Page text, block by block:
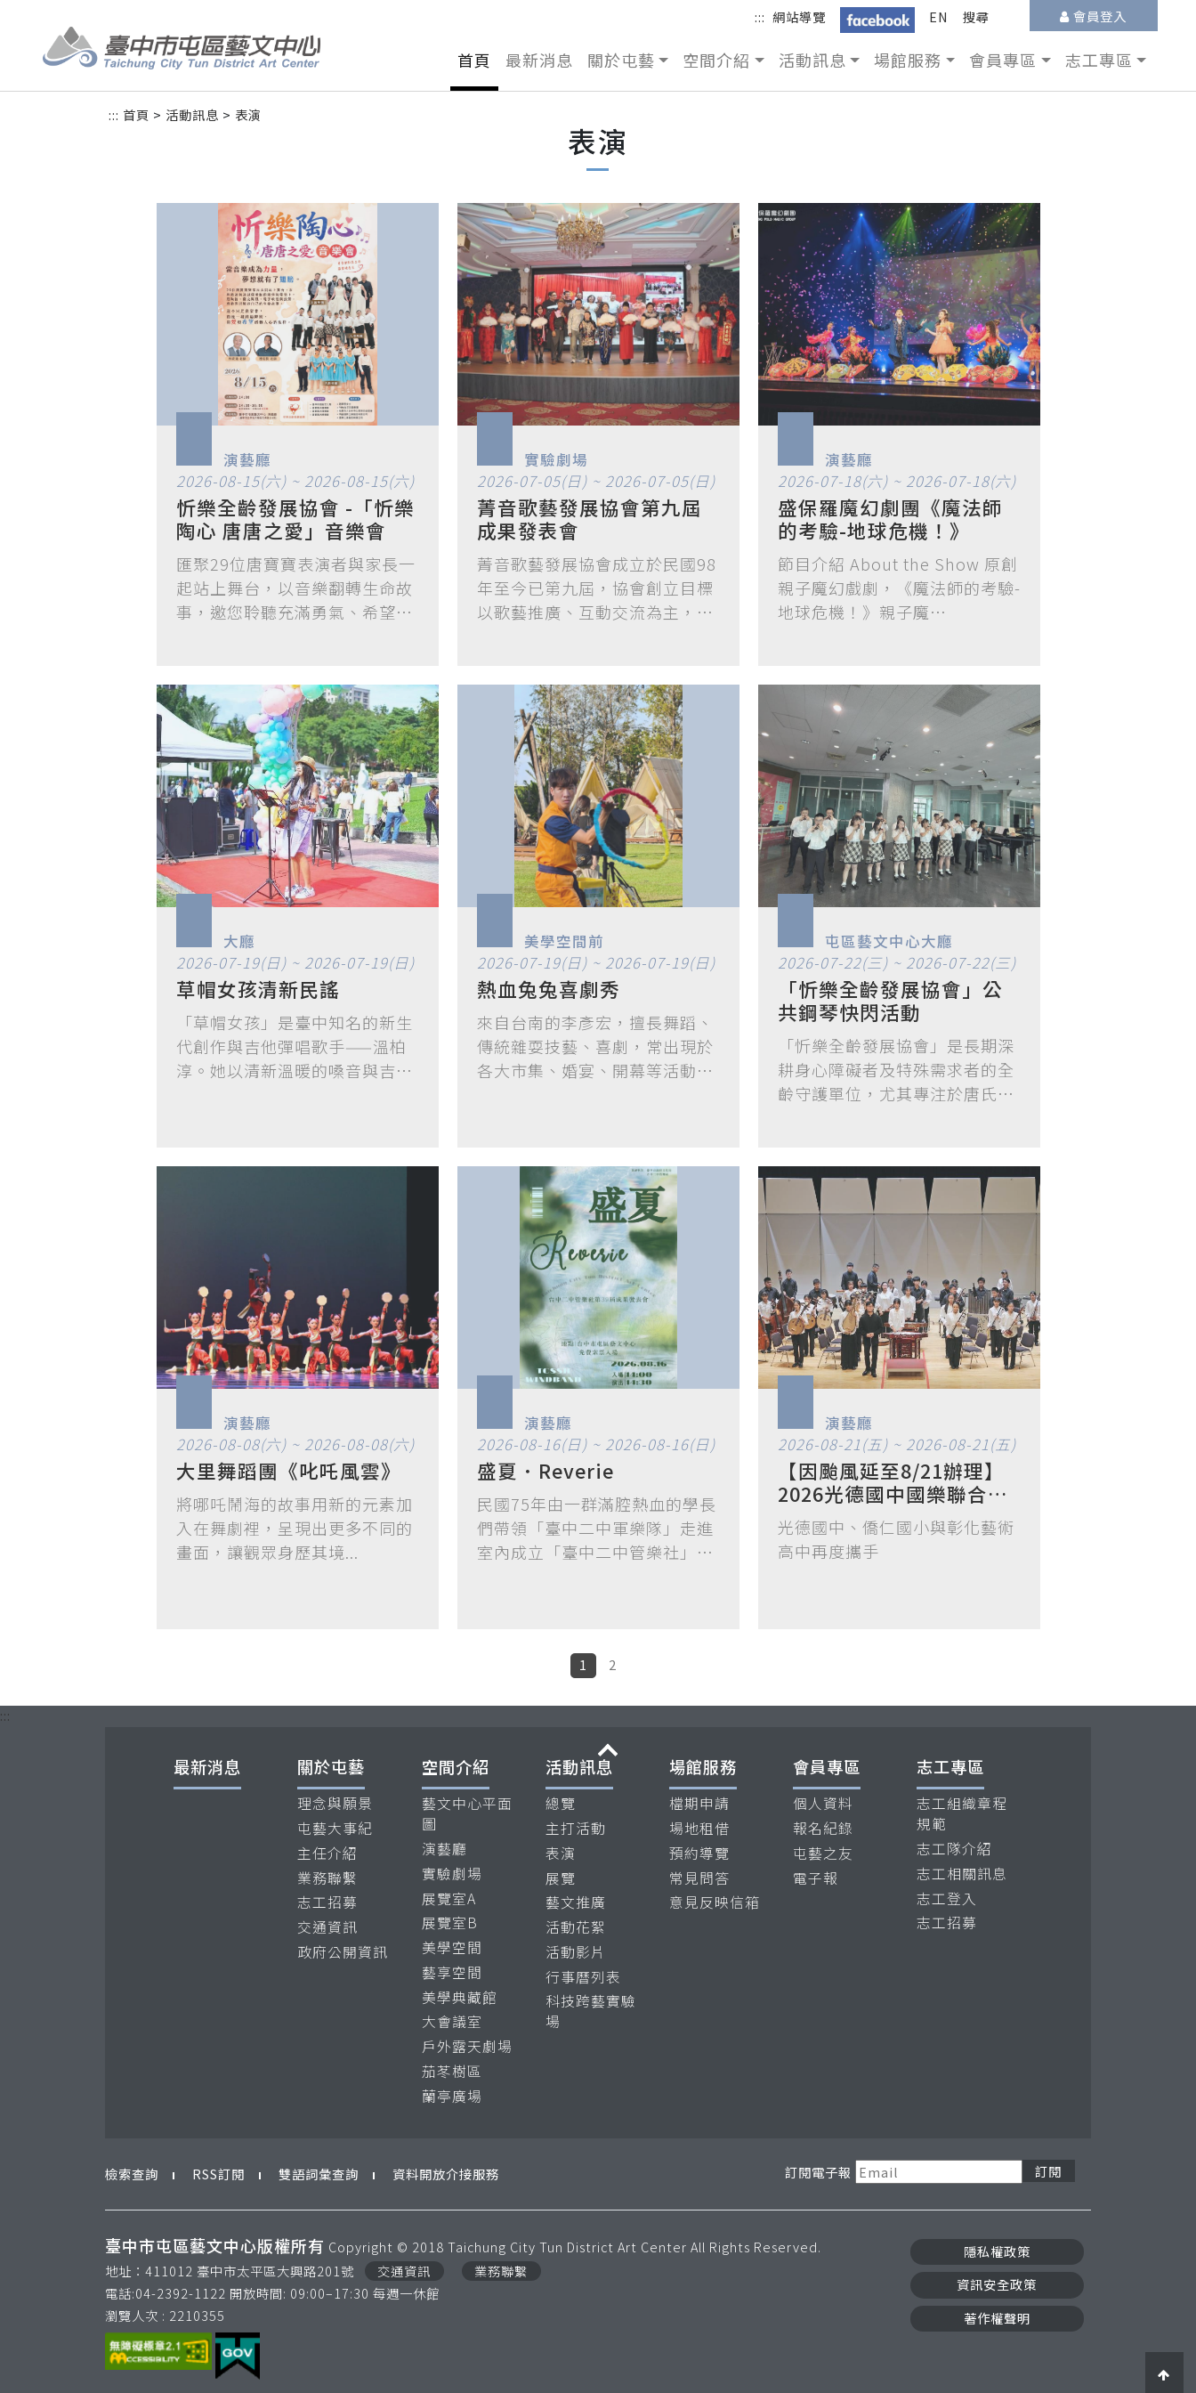
跳到主要內容區塊 ::: 網站導覽 EN 搜尋 會員登入
首頁 最新消息 關於屯藝 空間介紹 活動訊息 場館服務 會員專區 志工專區
::: 首頁 > 活動訊息 > 表演
表演
演藝廳
2026-08-15(六) ~ 2026-08-15(六)
忻樂全齡發展協會 -「忻樂
陶心 唐唐之愛」音樂會
匯聚29位唐寶寶表演者與家長一
起站上舞台，以音樂翻轉生命故
事，邀您聆聽充滿勇氣、希望與
實驗劇場
2026-07-05(日) ~ 2026-07-05(日)
菁音歌藝發展協會第九屆
成果發表會
菁音歌藝發展協會成立於民國98
年至今已第九屆，協會創立目標
以歌藝推廣、互動交流為主，也
演藝廳
2026-07-18(六) ~ 2026-07-18(六)
盛保羅魔幻劇團《魔法師
的考驗-地球危機！》
節目介紹 About the Show 原創
親子魔幻戲劇，《魔法師的考驗-
地球危機！》親子魔…
大廳
2026-07-19(日) ~ 2026-07-19(日)
草帽女孩清新民謠
「草帽女孩」是臺中知名的新生
代創作與吉他彈唱歌手——溫柏
淳。她以清新溫暖的嗓音與吉他
美學空間前
2026-07-19(日) ~ 2026-07-19(日)
熱血兔兔喜劇秀
來自台南的李彥宏，擅長舞蹈、
傳統雜耍技藝、喜劇，常出現於
各大市集、婚宴、開幕等活動，
屯區藝文中心大廳
2026-07-22(三) ~ 2026-07-22(三)
「忻樂全齡發展協會」公
共鋼琴快閃活動
「忻樂全齡發展協會」是長期深
耕身心障礙者及特殊需求者的全
齡守護單位，尤其專注於唐氏症
演藝廳
2026-08-08(六) ~ 2026-08-08(六)
大里舞蹈團《叱吒風雲》
將哪吒鬧海的故事用新的元素加
入在舞劇裡，呈現出更多不同的
畫面，讓觀眾身歷其境...
演藝廳
2026-08-16(日) ~ 2026-08-16(日)
盛夏．Reverie
民國75年由一群滿腔熱血的學長
們帶領「臺中二中軍樂隊」走進
室內成立「臺中二中管樂社」。
演藝廳
2026-08-21(五) ~ 2026-08-21(五)
【因颱風延至8/21辦理】
2026光德國中國樂聯合音
樂會《樂聚三校 薪傳雅
風》
光德國中、僑仁國小與彰化藝術
高中再度攜手
1 2
:::
最新消息 關於屯藝
理念與願景
屯藝大事紀
主任介紹
業務聯繫
志工招募
交通資訊
政府公開資訊
空間介紹
藝文中心平面
圖
演藝廳
實驗劇場
展覽室A
展覽室B
美學空間
藝享空間
美學典藏館
大會議室
戶外露天劇場
茄苳樹區
蘭亭廣場
活動訊息
總覽
主打活動
表演
展覽
藝文推廣
活動花絮
活動影片
行事曆列表
科技跨藝實驗
場
場館服務
檔期申請
場地租借
預約導覽
常見問答
意見反映信箱
會員專區
個人資料
報名紀錄
屯藝之友
電子報
志工專區
志工組織章程
規範
志工隊介紹
志工相關訊息
志工登入
志工招募
檢索查詢 RSS訂閱 雙語詞彙查詢 資料開放介接服務 訂閱電子報
臺中市屯區藝文中心版權所有 Copyright © 2018 Taichung City Tun District Art Center All Rights Reserved.
地址：411012 臺中市太平區大興路201號
交通資訊
業務聯繫
電話:04-2392-1122 開放時間: 09:00–17:30 每週一休館
瀏覽人次 : 2210355
隱私權政策
資訊安全政策
著作權聲明